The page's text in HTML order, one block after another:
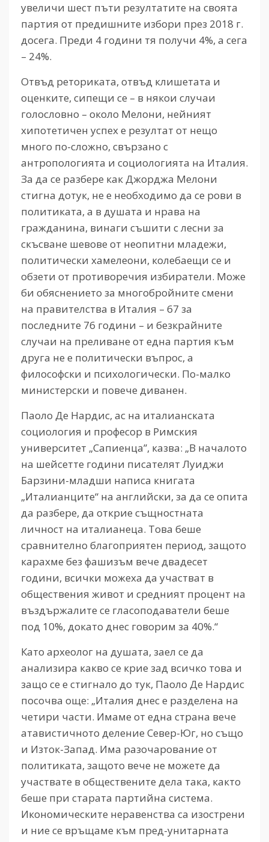
увеличи шест пъти резултатите на своята
партия от предишните избори през 2018 г.
досега. Преди 4 години тя получи 4%, а сега
– 24%.
Отвъд реториката, отвъд клишетата и
оценките, сипещи се – в някои случаи
голословно – около Мелони, нейният
хипотетичен успех е резултат от нещо
много по-сложно, свързано с
антропологията и социологията на Италия.
За да се разбере как Джорджа Мелони
стигна дотук, не е необходимо да се рови в
политиката, а в душата и нрава на
гражданина, винаги съшити с лесни за
скъсване шевове от неопитни младежи,
политически хамелеони, колебаещи се и
обзети от противоречия избиратели. Може
би обяснението за многобройните смени
на правителства в Италия – 67 за
последните 76 години – и безкрайните
случаи на преливане от една партия към
друга не е политически въпрос, а
философски и психологически. По-малко
министерски и повече диванен.
Паоло Де Нардис, ас на италианската
социология и професор в Римския
университет „Сапиенца”, казва: „В началото
на шейсетте години писателят Луиджи
Барзини-младши написа книгата
„Италианците“ на английски, за да се опита
да разбере, да открие същностната
личност на италианеца. Това беше
сравнително благоприятен период, защото
карахме без фашизъм вече двадесет
години, всички можеха да участват в
обществения живот и средният процент на
въздържалите се гласоподаватели беше
под 10%, докато днес говорим за 40%.“
Като археолог на душата, заел се да
анализира какво се крие зад всичко това и
защо се е стигнало до тук, Паоло Де Нардис
посочва още: „Италия днес е разделена на
четири части. Имаме от една страна вече
атавистичното деление Север-Юг, но също
и Изток-Запад. Има разочарование от
политиката, защото вече не можете да
участвате в обществените дела така, както
беше при старата партийна система.
Икономическите неравенства са изострени
и ние се връщаме към пред-унитарната